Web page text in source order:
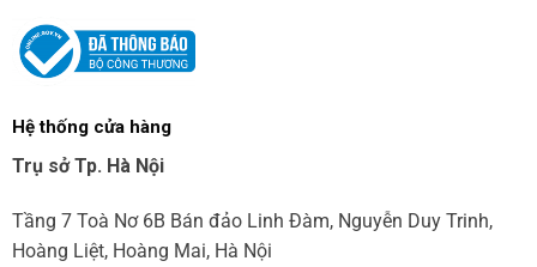
Hệ thống cửa hàng
Trụ sở Tp. Hà Nội
Tầng 7 Toà Nơ 6B Bán đảo Linh Đàm, Nguyễn Duy Trinh,
Hoàng Liệt, Hoàng Mai, Hà Nội